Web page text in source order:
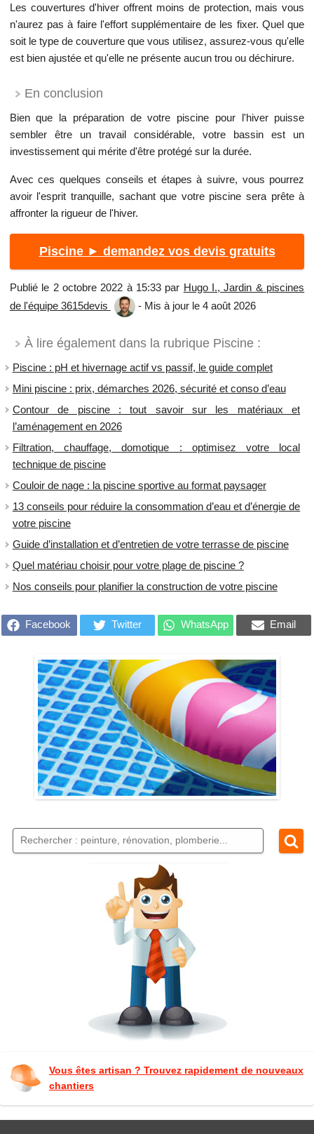
Les couvertures d'hiver offrent moins de protection, mais vous
n'aurez pas à faire l'effort supplémentaire de les fixer. Quel que
soit le type de couverture que vous utilisez, assurez-vous qu'elle
est bien ajustée et qu'elle ne présente aucun trou ou déchirure.
En conclusion
Bien que la préparation de votre piscine pour l'hiver puisse
sembler être un travail considérable, votre bassin est un
investissement qui mérite d'être protégé sur la durée.
Avec ces quelques conseils et étapes à suivre, vous pourrez
avoir l'esprit tranquille, sachant que votre piscine sera prête à
affronter la rigueur de l'hiver.
Piscine ► demandez vos devis gratuits
Publié le 2 octobre 2022 à 15:33 par Hugo I., Jardin & piscines
de l'équipe 3615devis
- Mis à jour le 4 août 2026
À lire également dans la rubrique Piscine :
Piscine : pH et hivernage actif vs passif, le guide complet
Mini piscine : prix, démarches 2026, sécurité et conso d’eau
Contour de piscine : tout savoir sur les matériaux et
l’aménagement en 2026
Filtration, chauffage, domotique : optimisez votre local
technique de piscine
Couloir de nage : la piscine sportive au format paysager
13 conseils pour réduire la consommation d’eau et d’énergie de
votre piscine
Guide d’installation et d’entretien de votre terrasse de piscine
Quel matériau choisir pour votre plage de piscine ?
Nos conseils pour planifier la construction de votre piscine
Facebook Twitter WhatsApp Email
Vous êtes artisan ? Trouvez rapidement de nouveaux
chantiers